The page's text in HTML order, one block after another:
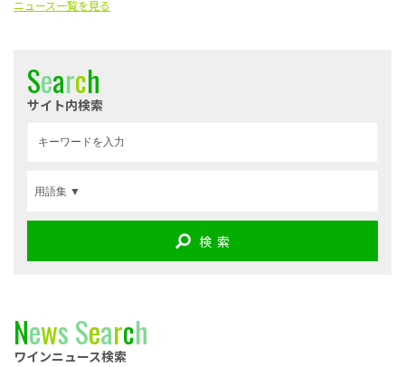
ニュース一覧を見る
Search
サイト内検索
検 索
NewsSearch
ワインニュース検索